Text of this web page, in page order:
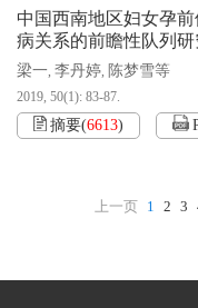
中国西南地区妇女孕
病关系的前瞻性队列
梁一, 李丹婷, 陈梦雪等
2019, 50(1): 83-87.
摘要(6613)
上一页 1 2 3